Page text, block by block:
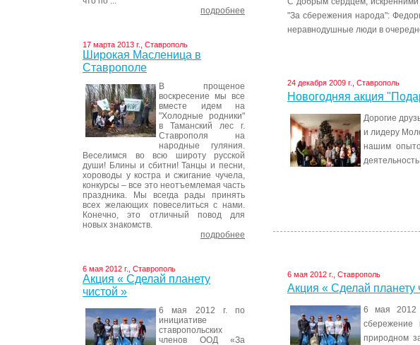
подробнее
17 марта 2013 г., Ставрополь
Широкая Масленица в
Ставрополе
В прощеное
воскресение мы все
вместе идем на
"Холодные родники"
в Таманский лес г.
Ставрополя на
народные гуляния.
Веселимся во всю широту русской
души! Блины и сбитни! Танцы и песни,
хороводы у костра и сжигание чучела,
конкурсы – все это неотъемлемая часть
праздника. Мы всегда рады принять
всех желающих повеселиться с нами.
Конечно, это отличный повод для
новых знакомств.
подробнее
6 мая 2012 г., Ставрополь
Акция « Сделай планету
чистой »
6 мая 2012 г. по
инициативе
ставропольских
членов ООД «За
"За сбережения народа":
неравнодушные люди в
24 декабря 2009 г., Ставрополь
Новогодняя акция
Дорогие
и лидеру
нашим
6 мая 2012 г., Ставрополь
Акция « Сделай планету
6 мая 2012
сбережение
природном